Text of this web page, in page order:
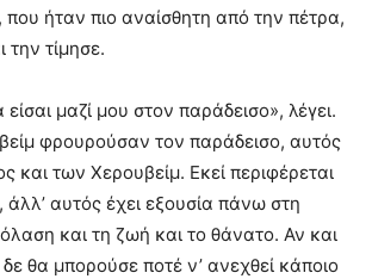
ήταν πιο αναίσθητη από την πέτρα,
την τίμησε.
είσαι μαζί μου στον παράδεισο», λέγει.
φρουρούσαν τον παράδεισο, αυτός
και των Χερουβείμ. Εκεί περιφέρεται
αυτός έχει εξουσία πάνω στη
και τη ζωή και το θάνατο. Αν και
δε θα μπορούσε ποτέ ν’ ανεχθεί κάποιο